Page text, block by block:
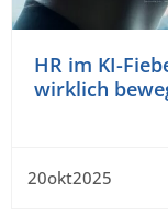
HR im KI-
wirklich
20okt2025